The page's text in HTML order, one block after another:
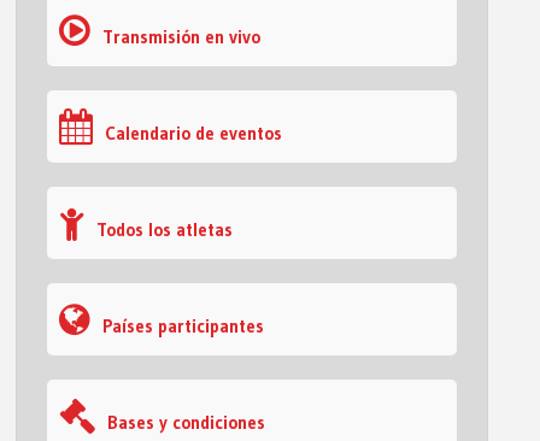
Transmisión en vivo
Calendario de eventos
Todos los atletas
Países participantes
Bases y condiciones